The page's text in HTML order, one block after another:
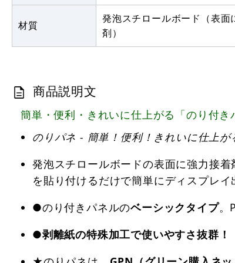
材質
発泡スチロールボード（表面
剤）
商品説明文
簡単・便利・きれいに仕上がる「のり付き
のりパネ - 簡単！便利！きれいに仕上
発泡スチロールボードの表面に強力接
を貼り付けるだけで簡単にディスプレイ
●のり付きパネルのベーシックタイプ。
●剥離紙の特殊加工で使いやすさ抜群！